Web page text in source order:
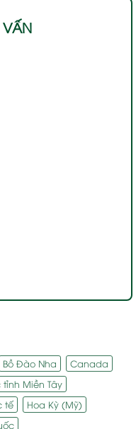
VẤN
Bồ Đào Nha
Canada
Miền Tây
tế
Hoa Kỳ (Mỹ)